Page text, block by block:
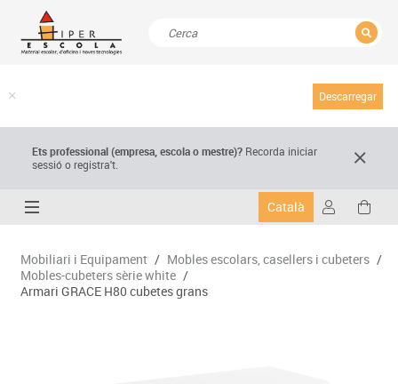
Descarregar
Ets professional (empresa,escola o mestre)? Recorda iniciar
sessió o registra't.
Català
Mobiliari i Equipament / Mobles escolars, casellers i cubeters /
Mobles-cubeters sèrie white /
Armari GRACE H80 cubetes grans